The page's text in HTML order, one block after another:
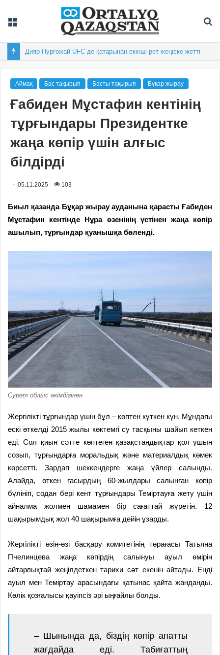
Дияр Нұрғожай UFC-де қатарынан екінші рет жеңіске жетті
Аймақ Бас тақырып Басты тақырып Бұқар жырау
Ғабиден Мұстафин кентінің
тұрғындары Президентке
жаңа көпір үшін алғыс
білдірді
05.11.2025 103
Биыл қазанда Бұқар жырау ауданына қарасты Ғабиден
Мұстафин кентінде Нұра өзенінің үстінен жаңа көпір
ашылып, тұрғындар қуанышқа бөленді.
Сурет облыс әкімдігінен
Жергілікті тұрғындар үшін бұл – көптен күткен күн. Мұндағы
ескі өткелді 2015 жылы көктемгі су тасқыны шайып кеткен
еді. Сол қиын сәтте көптеген қазақстандықтар қол ұшын
созып, тұрғындарға моральдық және материалдық көмек
көрсетті. Зардап шеккендерге жаңа үйлер салынды.
Алайда, өткен ғасырдың 60-жылдары салынған көпір
бүлініп, содан бері кент тұрғындары Теміртауға жету үшін
айналма жолмен шамамен бір сағаттай жүретін. 12
шақырымдық жол 40 шақырымға дейін ұзарды.
Жергілікті өзін-өзі басқару комитетінің төрағасы Татьяна
Пчелинцева жаңа көпірдің салынуы ауыл өмірін
айтарлықтай жеңілдеткен тарихи сәт екенін айтады. Енді
ауыл мен Теміртау арасындағы қатынас қайта жанданды.
Көлік қозғалысы қауіпсіз әрі ыңғайлы болды.
– Шынында да, біздің көпір апатты
жағдайда еді. Табиғаттың